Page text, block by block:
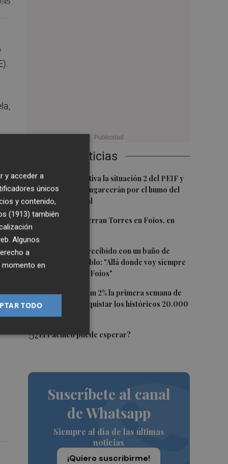
Últimas Noticias
1Emergencias activa la situación 2 del PEIF y
confina Sierra Engarcerán por el humo del
incendio forestal
2El homenaje a Ferran Torres en Foios, en
3
Ferran Torres, recibido con un baño de
masas en su pueblo: "Allá donde voy siempre
digo que soy de Foios"
4El Ibex 35 sube un 2% la primera semana de
agosto tras conquistar los históricos 20.000
puntos
5¿El Pacífico puede esperar?
Suscríbete al canal
de Whatsapp
Siempre al día de las últimas
noticias
¡Quiero suscribirme!
y acceder a
únicos
y contenido,
(1913) también
Algunos
a
momento en
TODO